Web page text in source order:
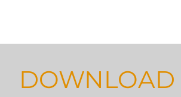
DOWNLOAD